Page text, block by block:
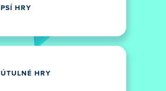
PSÍ HRY
ÚTULNÉ HRY